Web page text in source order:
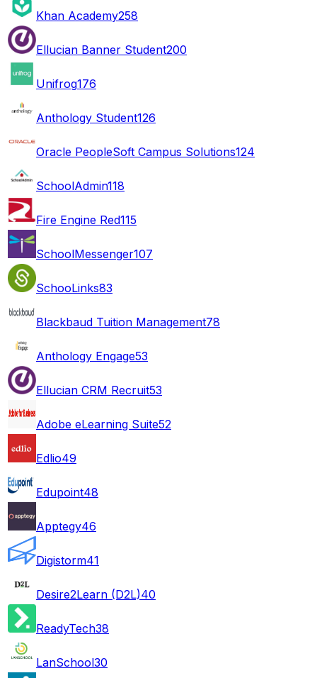
Khan Academy258
Ellucian Banner Student200
Unifrog176
Anthology Student126
Oracle PeopleSoft Campus Solutions124
SchoolAdmin118
Fire Engine Red115
SchoolMessenger107
SchooLinks83
Blackbaud Tuition Management78
Anthology Engage53
Ellucian CRM Recruit53
Adobe eLearning Suite52
Edlio49
Edupoint48
Apptegy46
Digistorm41
Desire2Learn (D2L)40
ReadyTech38
LanSchool30